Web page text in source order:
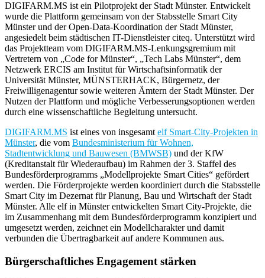
DIGIFARM.MS ist ein Pilotprojekt der Stadt Münster. Entwickelt
wurde die Plattform gemeinsam von der Stabsstelle Smart City
Münster und der Open-Data-Koordination der Stadt Münster,
angesiedelt beim städtischen IT-Dienstleister citeq. Unterstützt wird
das Projektteam vom DIGIFARM.MS-Lenkungsgremium mit
Vertretern von „Code for Münster“, „Tech Labs Münster“, dem
Netzwerk ERCIS am Institut für Wirtschaftsinformatik der
Universität Münster, MÜNSTERHACK, Bürgernetz, der
Freiwilligenagentur sowie weiteren Ämtern der Stadt Münster. Der
Nutzen der Plattform und mögliche Verbesserungsoptionen werden
durch eine wissenschaftliche Begleitung untersucht.
DIGIFARM.MS ist eines von insgesamt elf Smart-City-Projekten in
Münster, die vom Bundesministerium für Wohnen,
Stadtentwicklung und Bauwesen (BMWSB) und der KfW
(Kreditanstalt für Wiederaufbau) im Rahmen der 3. Staffel des
Bundesförderprogramms „Modellprojekte Smart Cities“ gefördert
werden. Die Förderprojekte werden koordiniert durch die Stabsstelle
Smart City im Dezernat für Planung, Bau und Wirtschaft der Stadt
Münster. Alle elf in Münster entwickelten Smart City-Projekte, die
im Zusammenhang mit dem Bundesförderprogramm konzipiert und
umgesetzt werden, zeichnet ein Modellcharakter und damit
verbunden die Übertragbarkeit auf andere Kommunen aus.
Bürgerschaftliches Engagement stärken